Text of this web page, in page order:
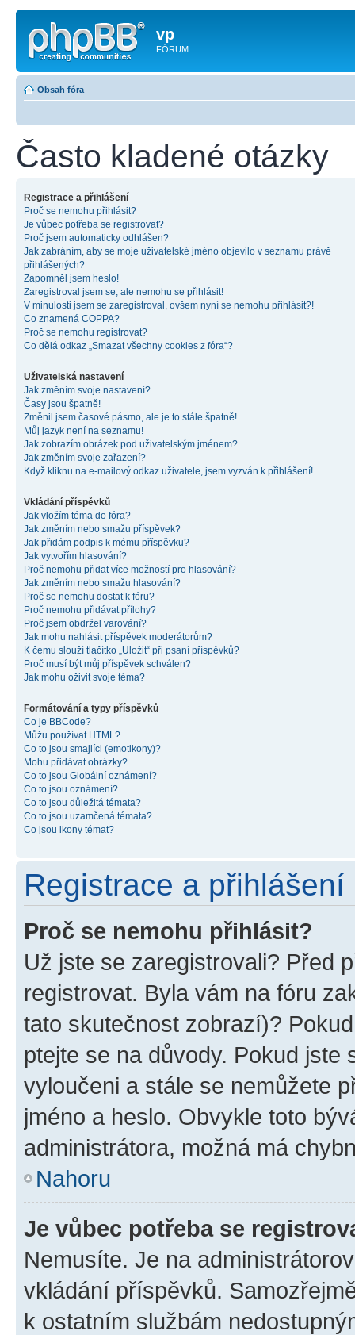
vp
FÓRUM
Obsah fóra
Často kladené otázky
Registrace a přihlášení
Proč se nemohu přihlásit?
Je vůbec potřeba se registrovat?
Proč jsem automaticky odhlášen?
Jak zabráním, aby se moje uživatelské jméno objevilo v seznamu právě
přihlášených?
Zapomněl jsem heslo!
Zaregistroval jsem se, ale nemohu se přihlásit!
V minulosti jsem se zaregistroval, ovšem nyní se nemohu přihlásit?!
Co znamená COPPA?
Proč se nemohu registrovat?
Co dělá odkaz „Smazat všechny cookies z fóra“?
Uživatelská nastavení
Jak změním svoje nastavení?
Časy jsou špatně!
Změnil jsem časové pásmo, ale je to stále špatně!
Můj jazyk není na seznamu!
Jak zobrazím obrázek pod uživatelským jménem?
Jak změním svoje zařazení?
Když kliknu na e-mailový odkaz uživatele, jsem vyzván k přihlášení!
Vkládání příspěvků
Jak vložím téma do fóra?
Jak změním nebo smažu příspěvek?
Jak přidám podpis k mému příspěvku?
Jak vytvořím hlasování?
Proč nemohu přidat více možností pro hlasování?
Jak změním nebo smažu hlasování?
Proč se nemohu dostat k fóru?
Proč nemohu přidávat přílohy?
Proč jsem obdržel varování?
Jak mohu nahlásit příspěvek moderátorům?
K čemu slouží tlačítko „Uložit“ při psaní příspěvků?
Proč musí být můj příspěvek schválen?
Jak mohu oživit svoje téma?
Formátování a typy příspěvků
Co je BBCode?
Můžu používat HTML?
Co to jsou smajlíci (emotikony)?
Mohu přidávat obrázky?
Co to jsou Globální oznámení?
Co to jsou oznámení?
Co to jsou důležitá témata?
Co to jsou uzamčená témata?
Co jsou ikony témat?
Registrace a přihlášení
Proč se nemohu přihlásit?
Už jste se zaregistrovali? Před
registrovat. Byla vám na fóru
tato skutečnost zobrazí)?
ptejte se na důvody. Pokud jste
vyloučeni a stále se nemůžete
jméno a heslo. Obvykle toto
administrátora, možná má
Nahoru
Je vůbec potřeba se
Nemusíte. Je na
vkládání příspěvků.
k ostatním službám